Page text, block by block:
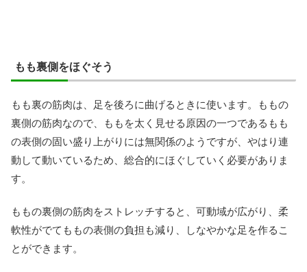
もも裏側をほぐそう
もも裏の筋肉は、足を後ろに曲げるときに使います。ももの
裏側の筋肉なので、ももを太く見せる原因の一つであるもも
の表側の固い盛り上がりには無関係のようですが、やはり連
動して動いているため、総合的にほぐしていく必要がありま
す。
ももの裏側の筋肉をストレッチすると、可動域が広がり、柔
軟性がでてももの表側の負担も減り、しなやかな足を作るこ
とができます。